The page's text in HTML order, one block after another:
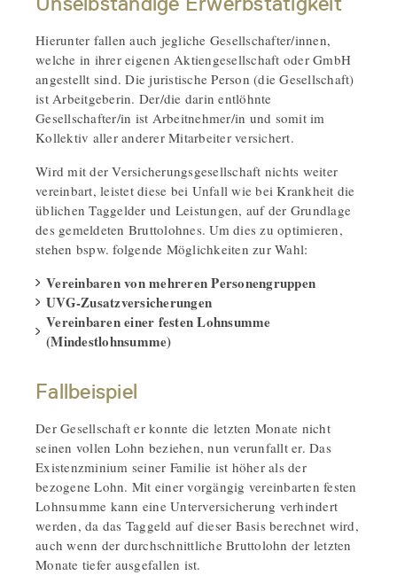
Hierunter fallen auch jegliche Gesellschafter/innen,
welche in ihrer eigenen Aktiengesellschaft oder GmbH
angestellt sind. Die juristische Person (die Gesellschaft)
ist Arbeitgeberin. Der/die darin entlöhnte
Gesellschafter/in ist Arbeitnehmer/in und somit im
Kollektiv aller anderer Mitarbeiter versichert.
Wird mit der Versicherungsgesellschaft nichts weiter
vereinbart, leistet diese bei Unfall wie bei Krankheit die
üblichen Taggelder und Leistungen, auf der Grundlage
des gemeldeten Bruttolohnes. Um dies zu optimieren,
stehen bspw. folgende Möglichkeiten zur Wahl:
Vereinbaren von mehreren Personengruppen
UVG-Zusatzversicherungen
Vereinbaren einer festen Lohnsumme
(Mindestlohnsumme)
Fallbeispiel
Der Gesellschaft er konnte die letzten Monate nicht
seinen vollen Lohn beziehen, nun verunfallt er. Das
Existenzminium seiner Familie ist höher als der
bezogene Lohn. Mit einer vorgängig vereinbarten festen
Lohnsumme kann eine Unterversicherung verhindert
werden, da das Taggeld auf dieser Basis berechnet wird,
auch wenn der durchschnittliche Bruttolohn der letzten
Monate tiefer ausgefallen ist.